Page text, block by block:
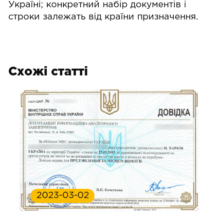
Україні; конкретний набір документів і
строки залежать від країни призначення.
Схожі статті
2023-03-02